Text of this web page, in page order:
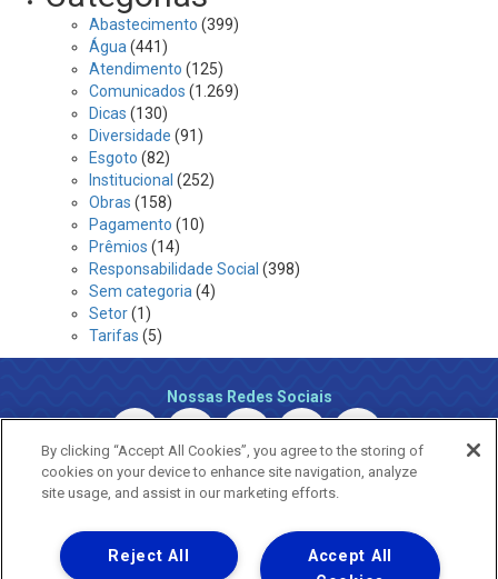
Abastecimento (399)
Água(441)
Atendimento (125)
Comunicados (1.269)
Dicas (130)
Diversidade (91)
Esgoto (82)
Institucional (252)
Obras (158)
Pagamento (10)
Prêmios (14)
Responsabilidade Social (398)
Sem categoria(4)
Setor(1)
Tarifas (5)
Nossas Redes Sociais
Uma empresa
Copyright © 2026 - Todos os Direitos Reservados.
By clicking “Accept All Cookies”, you agree to the storing of
cookies on your device to enhance site navigation, analyze
site usage, and assist in our marketing efforts.
Accept All
Reject All